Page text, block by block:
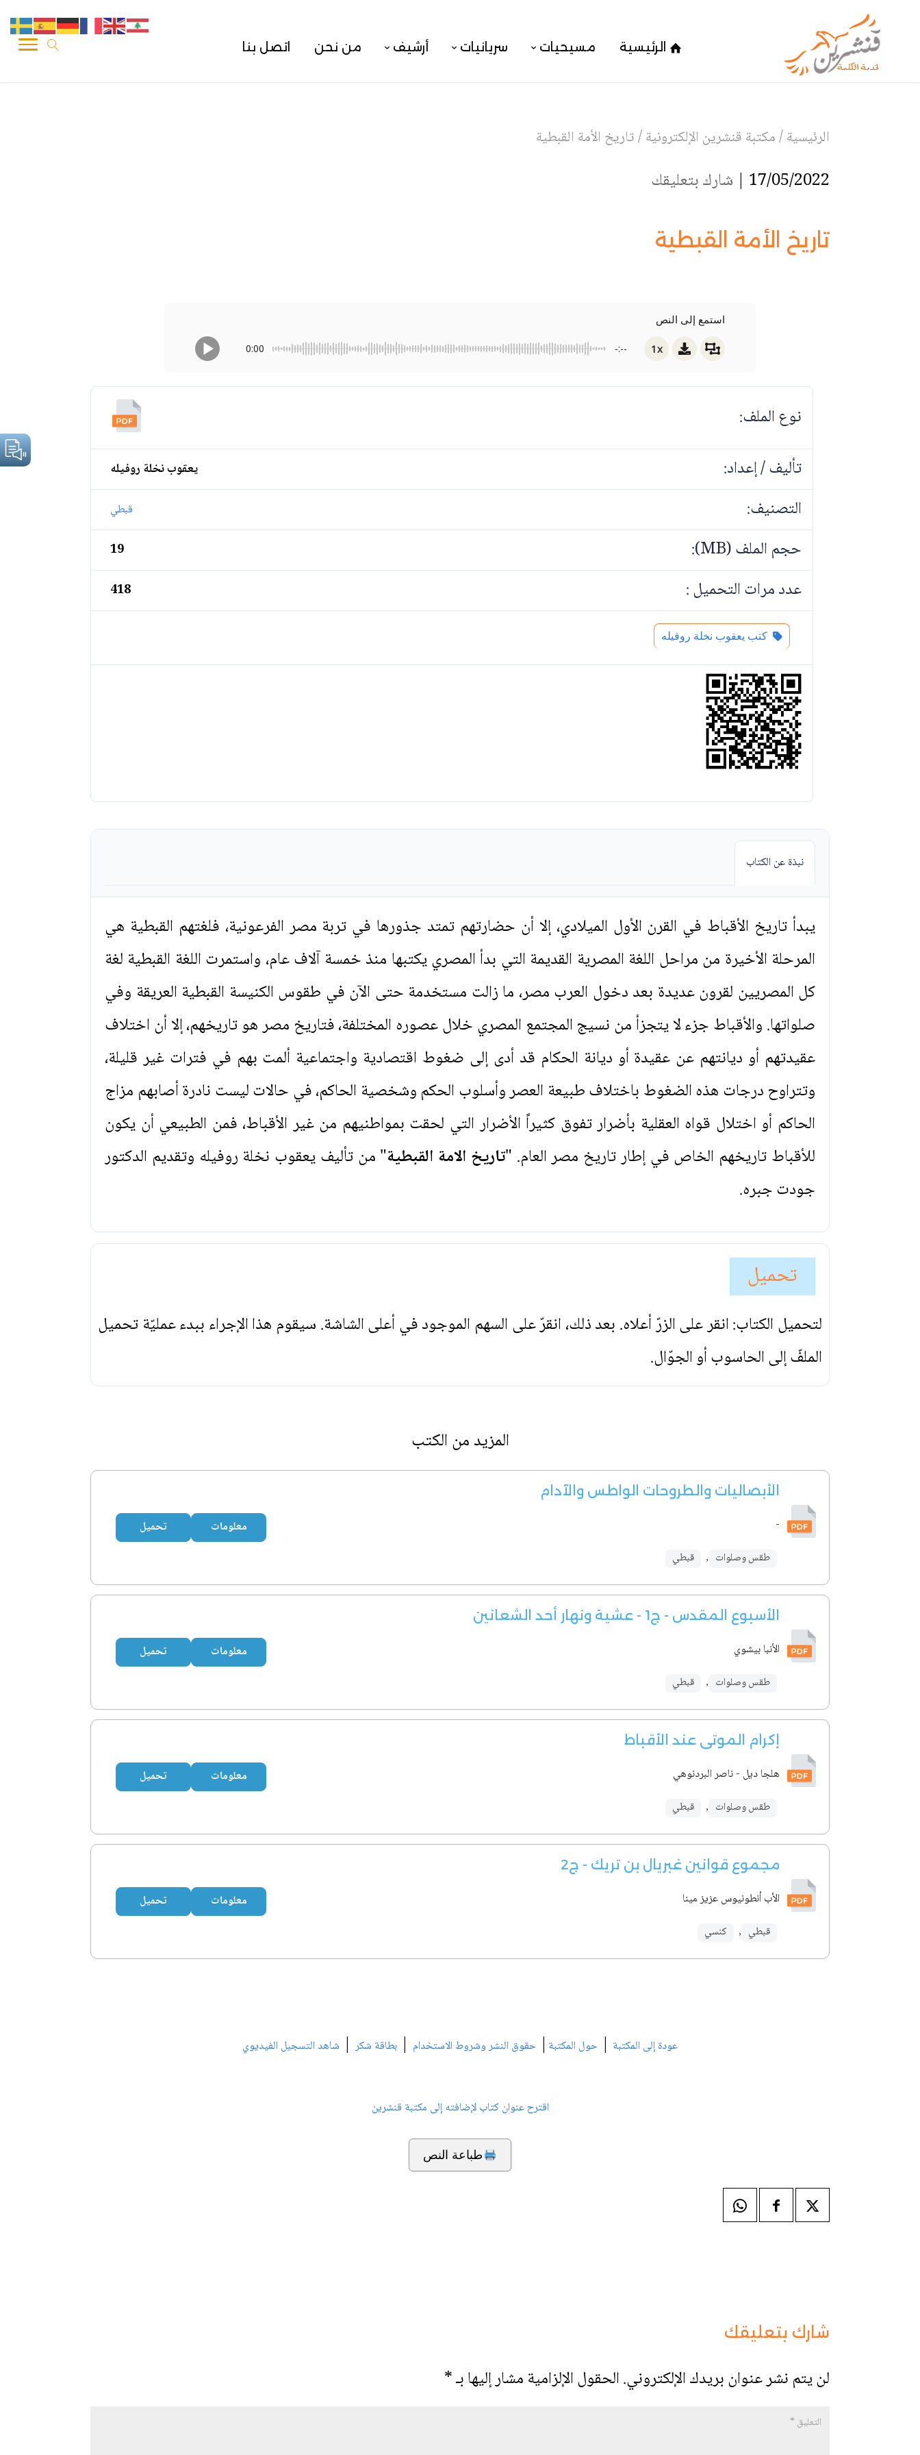
الرئيسية مسيحيات سريانيات أرشيف من نحن اتصل بنا
الرئيسية/مكتبة قنشرين الإلكترونية/تاريخ الأمة القبطية
17/05/2022 | شارك بتعليقك
تاريخ الأمة القبطية
استمع إلى النص
0:00 -:-- 1x
نوع الملف:
تأليف / إعداد:
يعقوب نخلة روفيله
التصنيف: قبطي
حجم الملف (MB): 19
عدد مرات التحميل : 418
كتب يعقوب نخلة روفيله
نبذة عن الكتاب
يبدأ تاريخ الأقباط في القرن الأول الميلادي، إلا أن حضارتهم تمتد جذورها في تربة مصر الفرعونية، فلغتهم القبطية هي
المرحلة الأخيرة من مراحل اللغة المصرية القديمة التي بدأ المصري يكتبها منذ خمسة آلاف عام، واستمرت اللغة القبطية لغة
كل المصريين لقرون عديدة بعد دخول العرب مصر، ما زالت مستخدمة حتى الآن في طقوس الكنيسة القبطية العريقة وفي
صلواتها. والأقباط جزء لا يتجزأ من نسيج المجتمع المصري خلال عصوره المختلفة، فتاريخ مصر هو تاريخهم، إلا أن اختلاف
عقيدتهم أو ديانتهم عن عقيدة أو ديانة الحكام قد أدى إلى ضغوط اقتصادية واجتماعية ألمت بهم في فترات غير قليلة،
وتتراوح درجات هذه الضغوط باختلاف طبيعة العصر وأسلوب الحكم وشخصية الحاكم، في حالات ليست نادرة أصابهم مزاج
الحاكم أو اختلال قواه العقلية بأضرار تفوق كثيراً الأضرار التي لحقت بمواطنيهم من غير الأقباط، فمن الطبيعي أن يكون
للأقباط تاريخهم الخاص في إطار تاريخ مصر العام. "تاريخ الامة القبطية" من تأليف يعقوب نخلة روفيله وتقديم الدكتور
جودت جبره.
تحميل
لتحميل الكتاب: انقر على الزرّ أعلاه. بعد ذلك، انقرّ على السهم الموجود في أعلى الشاشة. سيقوم هذا الإجراء ببدء عمليّة تحميل
الملفّ إلى الحاسوب أو الجوّال.
المزيد من الكتب
الأبصاليات والطروحات الواطس والآدام
-
طقس وصلوات , قبطي
معلومات تحميل
الأسبوع المقدس - ج1 - عشية ونهار أحد الشعانين
الأنبا بيشوي
طقس وصلوات , قبطي
معلومات تحميل
إكرام الموتى عند الأقباط
هلجا ديل - ناصر البردنوهي
طقس وصلوات , قبطي
معلومات تحميل
مجموع قوانين غبريال بن تريك - ج2
الأب أنطونيوس عزيز مينا
قبطي , كنسي
معلومات تحميل
عودة إلى المكتبة | حول المكتبة | حقوق النشر وشروط الاستخدام | بطاقة شكر| شاهد التسجيل الفيديوي
اقترح عنوان كتاب لإضافته إلى مكتبة قنشرين
طباعة النص
شارك بتعليقك
لن يتم نشر عنوان بريدك الإلكتروني.الحقول الإلزامية مشار إليها بـ*